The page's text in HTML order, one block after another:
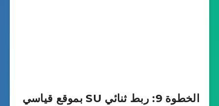
الخطوة 9: ربط ثنائي SU بموقع قياسي